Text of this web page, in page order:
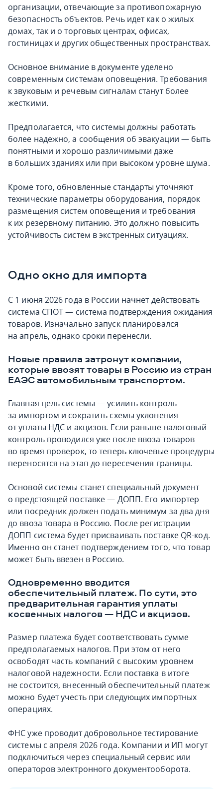
организации, отвечающие за противопожарную
безопасность объектов. Речь идет как о жилых
домах, так и о торговых центрах, офисах,
гостиницах и других общественных пространствах.
Основное внимание в документе уделено
современным системам оповещения. Требования
к звуковым и речевым сигналам станут более
жесткими.
Предполагается, что системы должны работать
более надежно, а сообщения об эвакуации — быть
понятными и хорошо различимыми даже
в больших зданиях или при высоком уровне шума.
Кроме того, обновленные стандарты уточняют
технические параметры оборудования, порядок
размещения систем оповещения и требования
к их резервному питанию. Это должно повысить
устойчивость систем в экстренных ситуациях.
Одно окно для импорта
С 1 июня 2026 года в России начнет действовать
система СПОТ — система подтверждения ожидания
товаров. Изначально запуск планировался
на апрель, однако сроки перенесли.
Новые правила затронут компании,
которые ввозят товары в Россию из стран
ЕАЭС автомобильным транспортом.
Главная цель системы — усилить контроль
за импортом и сократить схемы уклонения
от уплаты НДС и акцизов. Если раньше налоговый
контроль проводился уже после ввоза товаров
во время проверок, то теперь ключевые процедуры
переносятся на этап до пересечения границы.
Основой системы станет специальный документ
о предстоящей поставке — ДОПП. Его импортер
или посредник должен подать минимум за два дня
до ввоза товара в Россию. После регистрации
ДОПП система будет присваивать поставке QR-код.
Именно он станет подтверждением того, что товар
может быть ввезен в Россию.
Одновременно вводится
обеспечительный платеж. По сути, это
предварительная гарантия уплаты
косвенных налогов — НДС и акцизов.
Размер платежа будет соответствовать сумме
предполагаемых налогов. При этом от него
освободят часть компаний с высоким уровнем
налоговой надежности. Если поставка в итоге
не состоится, внесенный обеспечительный платеж
можно будет учесть при следующих импортных
операциях.
ФНС уже проводит добровольное тестирование
системы с апреля 2026 года. Компании и ИП могут
подключиться через специальный сервис или
операторов электронного документооборота.